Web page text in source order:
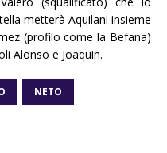
metterà Aquilani insieme
(profilo come la Befana)
Alonso e Joaquin.
NETO